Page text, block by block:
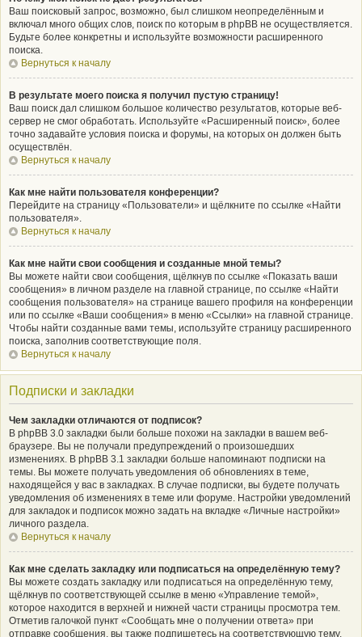
Ваш поисковый запрос, возможно, был слишком неопределённым и
включал много общих слов, поиск по которым в phpBB не осуществляется.
Будьте более конкретны и используйте возможности расширенного
поиска.
Вернуться к началу
В результате моего поиска я получил пустую страницу!
Ваш поиск дал слишком большое количество результатов, которые веб-
сервер не смог обработать. Используйте «Расширенный поиск», более
точно задавайте условия поиска и форумы, на которых он должен быть
осуществлён.
Вернуться к началу
Как мне найти пользователя конференции?
Перейдите на страницу «Пользователи» и щёлкните по ссылке «Найти
пользователя».
Вернуться к началу
Как мне найти свои сообщения и созданные мной темы?
Вы можете найти свои сообщения, щёлкнув по ссылке «Показать ваши
сообщения» в личном разделе на главной странице, по ссылке «Найти
сообщения пользователя» на странице вашего профиля на конференции
или по ссылке «Ваши сообщения» в меню «Ссылки» на главной странице.
Чтобы найти созданные вами темы, используйте страницу расширенного
поиска, заполнив соответствующие поля.
Вернуться к началу
Подписки и закладки
Чем закладки отличаются от подписок?
В phpBB 3.0 закладки были больше похожи на закладки в вашем веб-
браузере. Вы не получали предупреждений о произошедших
изменениях. В phpBB 3.1 закладки больше напоминают подписки на
темы. Вы можете получать уведомления об обновлениях в теме,
находящейся у вас в закладках. В случае подписки, вы будете получать
уведомления об изменениях в теме или форуме. Настройки уведомлений
для закладок и подписок можно задать на вкладке «Личные настройки»
личного раздела.
Вернуться к началу
Как мне сделать закладку или подписаться на определённую тему?
Вы можете создать закладку или подписаться на определённую тему,
щёлкнув по соответствующей ссылке в меню «Управление темой»,
которое находится в верхней и нижней части страницы просмотра тем.
Отметив галочкой пункт «Сообщать мне о получении ответа» при
отправке сообщения, вы также подпишетесь на соответствующую тему.